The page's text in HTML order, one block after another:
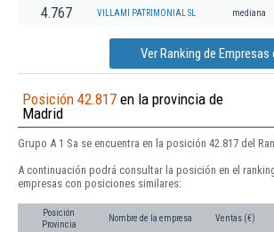
4.767 VILLAMI PATRIMONIAL SL mediana
Ver Ranking de Empresas
Posición 42.817 en la provincia de
Madrid
Grupo A 1 Sa se encuentra en la posición 42.817 del
A continuación podrá consultar la posición en el
empresas con posiciones similares:
Posición
Provincia
Nombre de la empresa Ventas (€)